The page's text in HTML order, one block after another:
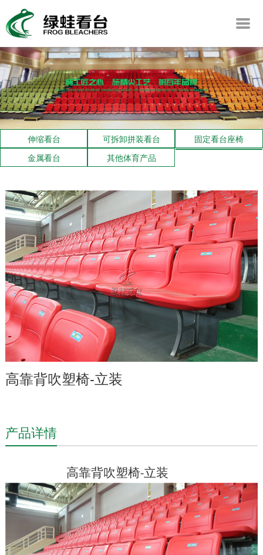
伸缩看台 可拆卸拼装看台
固定看台座椅
金属看台
其他体育产品
高靠背吹塑椅-立装
产品详情
高靠背吹塑椅-立装